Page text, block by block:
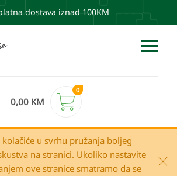
dostava iznad 100KM
0,00 KM
0
u svrhu pružanja boljeg
na stranici. Ukoliko nastavite
ove stranice smatramo da se